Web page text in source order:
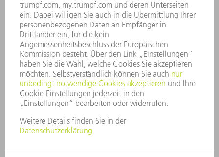
COMPLIANCE
HINWEISGEBERSYSTEM
SECURITY
PRESSEMITTEILUNGEN
MAGAZINE
LIEFERANTEN
NACHHALTIGKEIT
UMWELT & KLIMA
SOZIALES & GESELLSCHAFT
UNTERNEHMENSFÜHRUNG